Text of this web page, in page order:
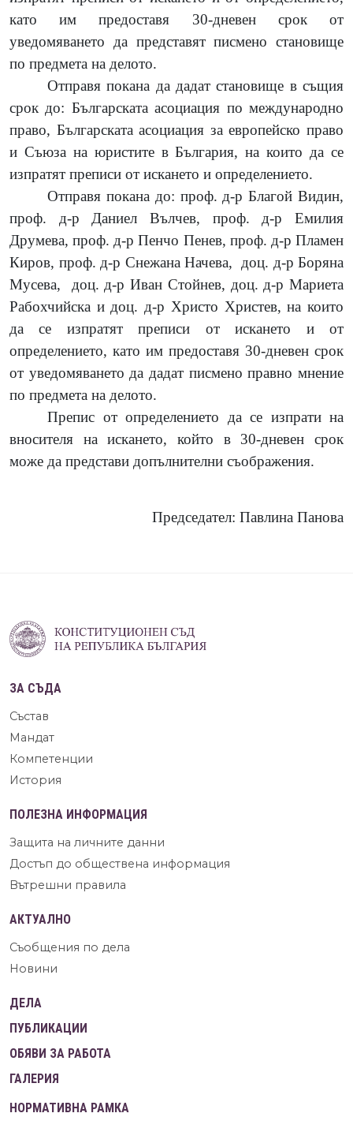
като им предоставя 30-дневен срок от
уведомяването да представят писмено становище
по предмета на делото.
Отправя покана да дадат становище в същия
срок до: Българската асоциация по международно
право, Българската асоциация за европейско право
и Съюза на юристите в България, на които да се
изпратят преписи от искането и определението.
Отправя покана до: проф. д-р Благой Видин,
проф. д-р Даниел Вълчев, проф. д-р Емилия
Друмева, проф. д-р Пенчо Пенев, проф. д-р Пламен
Киров, проф. д-р Снежана Начева,
доц. д-р Боряна
Мусева,
доц. д-р Иван Стойнев, доц. д-р Мариета
Рабохчийска и доц. д-р Христо Христев, на които
да се изпратят преписи от искането и от
определението, като им предоставя 30-дневен срок
от уведомяването да дадат писмено правно мнение
по предмета на делото.
Препис от определението да се изпрати на
вносителя на искането, който в 30-дневен срок
може да представи допълнителни съображения.
Председател: Павлина Панова
ЗА СЪДА
Състав
Мандат
Компетенции
История
ПОЛЕЗНА ИНФОРМАЦИЯ
Защита на личните данни
Достъп до обществена информация
Вътрешни правила
АКТУАЛНО
Съобщения по дела
Новини
ДЕЛА
ПУБЛИКАЦИИ
ОБЯВИ ЗА РАБОТА
ГАЛЕРИЯ
НОРМАТИВНА РАМКА